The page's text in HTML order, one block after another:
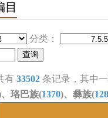
目
分类：
有 33502 条记录，其中
珞巴族(1370)、彝族(